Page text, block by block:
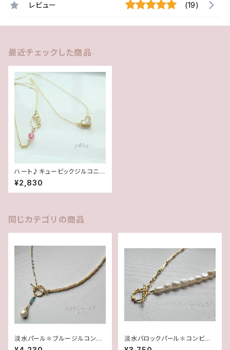
レビュー (19)
最近チェックした商品
ハート♪キュービックジルコニア
＊ピンククォーツ14kgfネックレ
ス
¥2,830
同じカテゴリの商品
淡水パール✽ブルージルコン✽
コンビチェーンネックレス★
淡水バロックパール✽コンビチ
ェーンネックレス★